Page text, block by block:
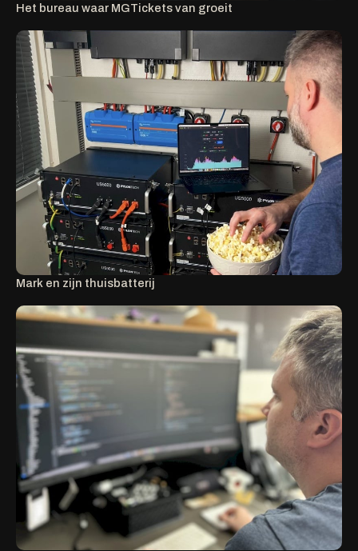
Het bureau waar MGTickets van groeit
Mark en zijn thuisbatterij